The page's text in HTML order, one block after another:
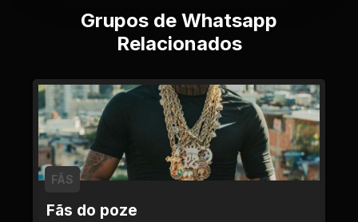
Grupos de Whatsapp
Relacionados
Fãs do poze
FÃS